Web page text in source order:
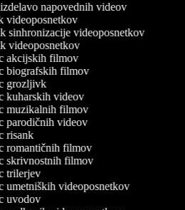
izdelavo napovednih videov
videoposnetkov
sinhronizacije videoposnetkov
videoposnetkov
akcijskih filmov
biografskih filmov
grozljivk
kuharskih videov
muzikalnih filmov
parodičnih videov
risank
romantičnih filmov
skrivnostnih filmov
trilerjev
umetniških videoposnetkov
uvodov